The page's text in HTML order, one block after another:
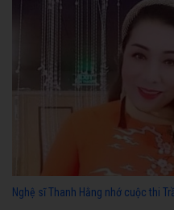
Nghệ sĩ Thanh Hằng nhớ cuộc thi